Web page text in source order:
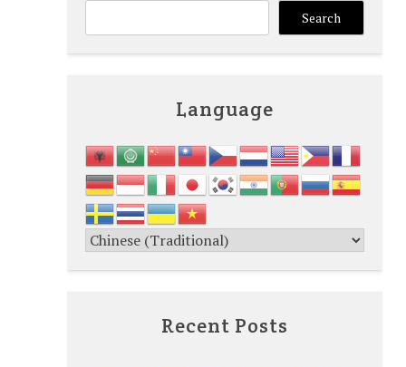
Search
Language
Recent Posts